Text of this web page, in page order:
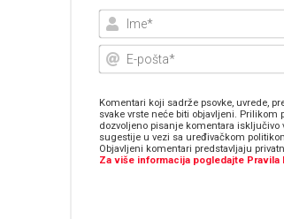
Komentari koji sadrže psovke, uvrede,
svake vrste neće biti objavljeni.
dozvoljeno pisanje komentara
sugestije u vezi sa uređivačkom
Objavljeni komentari predstavljaju
Za više informacija pogledajte Pravila